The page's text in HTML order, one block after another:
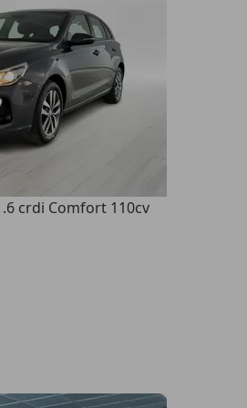
crdi Comfort 110cv